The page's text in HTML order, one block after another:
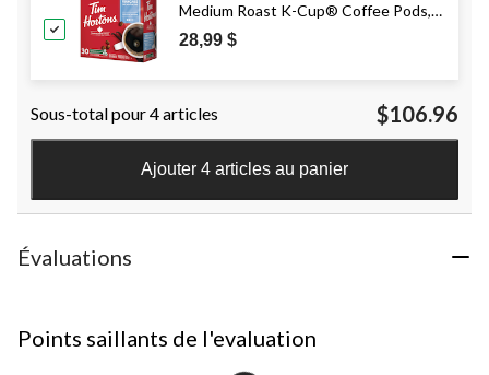
Medium Roast K-Cup® Coffee Pods,
315-g, 30-pk
28,99 $
Sous-total pour 4 articles $106.96
Ajouter 4 articles au panier
Évaluations
Points saillants de l'evaluation